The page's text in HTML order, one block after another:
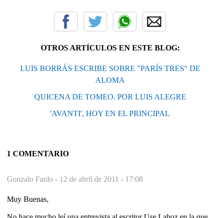
OTROS ARTÍCULOS EN ESTE BLOG:
LUIS BORRÁS ESCRIBE SOBRE "PARÍS TRES" DE
ALOMA
QUICENA DE TOMEO. POR LUIS ALEGRE
'AVANTI', HOY EN EL PRINCIPAL
1 COMENTARIO
Gonzalo Fanlo - 12 de abril de 2011 - 17:08
Muy Buenas,